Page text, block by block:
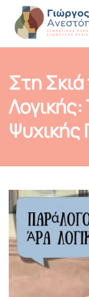
Skip to
Στη
Λογικής: